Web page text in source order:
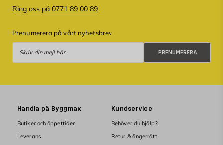
Ring oss på 0771 89 00 89
Prenumerera på vårt nyhetsbrev
PRENUMERERA
Handla på Byggmax
Butiker och öppettider
Leverans
Kundservice
Behöver du hjälp?
Retur & ångerrätt